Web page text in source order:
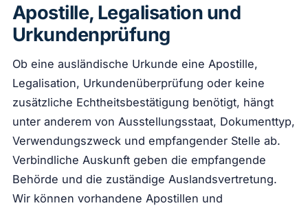
Apostille, Legalisation und
Urkundenprüfung
Ob eine ausländische Urkunde eine Apostille,
Legalisation, Urkundenüberprüfung oder keine
zusätzliche Echtheitsbestätigung benötigt, hängt
unter anderem von Ausstellungsstaat, Dokumenttyp,
Verwendungszweck und empfangender Stelle ab.
Verbindliche Auskunft geben die empfangende
Behörde und die zuständige Auslandsvertretung.
Wir können vorhandene Apostillen und